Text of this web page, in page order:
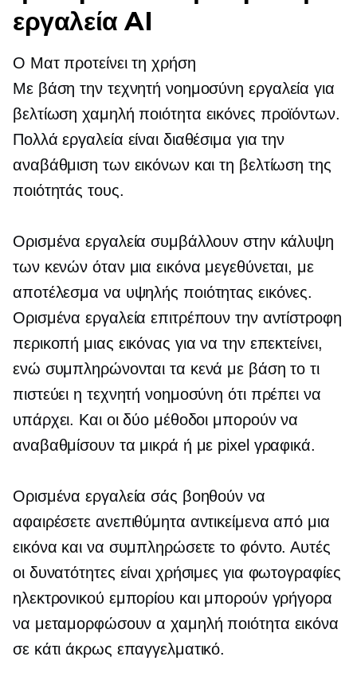
εργαλεία AI
Ο Ματ προτείνει τη χρήση
Με βάση την τεχνητή νοημοσύνη εργαλεία για
βελτίωσηχαμηλή ποιότητα εικόνες προϊόντων.
Πολλά εργαλεία είναι διαθέσιμα για την
αναβάθμιση των εικόνων και τη βελτίωση της
ποιότητάς τους.
Ορισμένα εργαλεία συμβάλλουν στην κάλυψη
των κενών όταν μια εικόνα μεγεθύνεται, με
αποτέλεσμα να υψηλής ποιότητας εικόνες.
Ορισμένα εργαλεία επιτρέπουν την αντίστροφη
περικοπή μιας εικόνας για να την επεκτείνει,
ενώ συμπληρώνονται τα κενά με βάση το τι
πιστεύει η τεχνητή νοημοσύνη ότι πρέπει να
υπάρχει. Και οι δύο μέθοδοι μπορούν να
αναβαθμίσουν τα μικρά ή με pixel γραφικά.
Ορισμένα εργαλεία σάς βοηθούν να
αφαιρέσετε ανεπιθύμητα αντικείμενα από μια
εικόνα και να συμπληρώσετε το φόντο. Αυτές
οι δυνατότητες είναι χρήσιμες για φωτογραφίες
ηλεκτρονικού εμπορίου και μπορούν γρήγορα
να μεταμορφώσουν αχαμηλή ποιότητα εικόνα
σε κάτι άκρως επαγγελματικό.